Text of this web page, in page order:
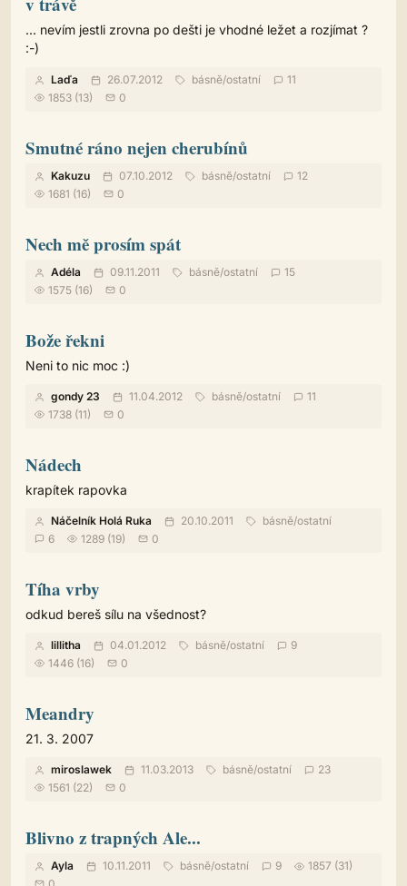
... nevím jestli zrovna po dešti je vhodné ležet a rozjímat ?
:-)
Laďa 26.07.2012 básně/ostatní
11
1853 (13)
0
Smutné ráno nejen cherubínů
Kakuzu 07.10.2012 básně/ostatní
12
1681 (16)
0
Nech mě prosím spát
Adéla 09.11.2011 básně/ostatní
15
1575 (16)
0
Bože řekni
Neni to nic moc :)
gondy 23 11.04.2012 básně/ostatní
11
1738 (11)
0
Nádech
krapítek rapovka
Náčelník Holá Ruka 20.10.2011 básně/ostatní
6
1289 (19) 0
Tíha vrby
odkud bereš sílu na všednost?
lillitha 04.01.2012 básně/ostatní
9
1446 (16)
0
Meandry
21. 3. 2007
miroslawek 11.03.2013 básně/ostatní
23
1561 (22)
0
Blivno z trapných Ale...
Ayla 10.11.2011 básně/ostatní 9
1857 (31)
0